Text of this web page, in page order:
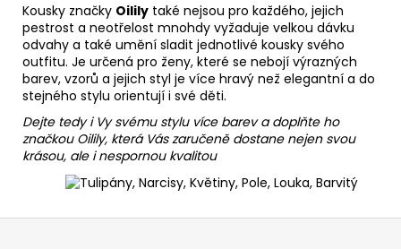
Kousky značky Oilily také nejsou pro každého, jejich
pestrost a neotřelost mnohdy vyžaduje velkou dávku
odvahy a také umění sladit jednotlivé kousky svého
outfitu. Je určená pro ženy, které se nebojí výrazných
barev, vzorů a jejich styl je více hravý než elegantní a do
stejného stylu orientují i své děti.
Dejte tedy i Vy svému stylu více barev a doplňte ho
značkou Oilily, která Vás zaručeně dostane nejen svou
krásou, ale i nespornou kvalitou
Z